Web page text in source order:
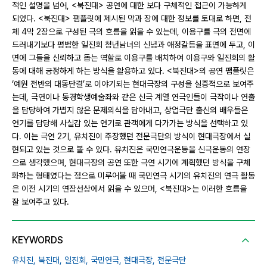
적인 설명을 넘어, <북진대> 공연에 대한 보다 구체적인 접근이 가능하게
되었다. <북진대> 팸플릿에 제시된 막과 장에 대한 정보를 토대로 하면, 전
체 4막 2장으로 구성된 극의 흐름을 읽을 수 있는데, 이용구를 극의 전면에
드러내기보다 평범한 일진회 청년남녀의 신념과 애정갈등을 표면에 두고, 이
면에 그들을 신뢰하고 돕는 역할로 이용구를 배치하여 이용구와 일진회의 활
동에 대해 긍정하게 하는 방식을 활용하고 있다. <북진대>의 공연 팸플릿은
‘예원 전반의 대동단결’로 이야기되는 현대극장의 구성을 실증적으로 보여주
는데, 극연이나 동경학생예술좌와 같은 신극 계열 연극인들이 극작이나 연출
을 담당하여 가볍지 않은 문제의식을 담아내고, 상업극단 출신의 배우들은
연기를 담당해 사실감 있는 연기로 관객에게 다가가는 방식을 선택하고 있
다. 이는 극연 2기, 유치진이 주장했던 전문극단의 방식이 현대극장에서 실
현되고 있는 것으로 볼 수 있다. 유치진은 국민연극운동을 신극운동의 연장
으로 생각했으며, 현대극장의 공연 또한 극연 시기에 계획했던 방식을 구체
화하는 형태였다는 점으로 미루어볼 때 국민연극 시기의 유치진의 연극 활동
은 이전 시기의 연장선상에서 읽을 수 있으며, <북진대>는 이러한 흐름을
잘 보여주고 있다.
KEYWORDS
유치진, 북진대, 일진회, 국민연극, 현대극장, 전문극단